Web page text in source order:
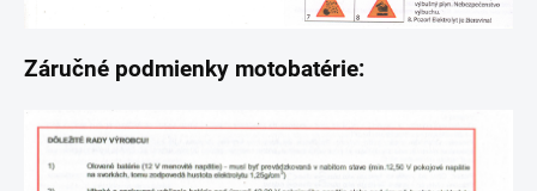
Záručné podmienky motobatérie: